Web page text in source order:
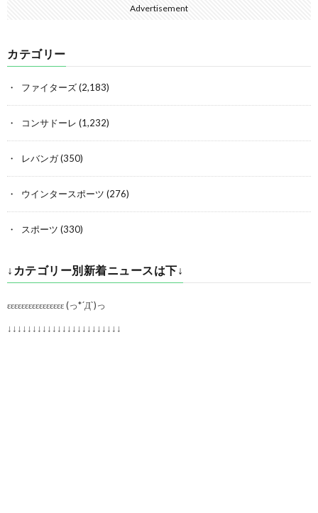
Advertisement
カテゴリー
ファイターズ(2,183)
コンサドーレ (1,232)
レバンガ(350)
ウインタースポーツ (276)
スポーツ (330)
↓カテゴリー別新着ニュースは下↓
εεεεεεεεεεεεεεεε (っ*´Д`)っ
↓↓↓↓↓↓↓↓↓↓↓↓↓↓↓↓↓↓↓↓↓↓↓